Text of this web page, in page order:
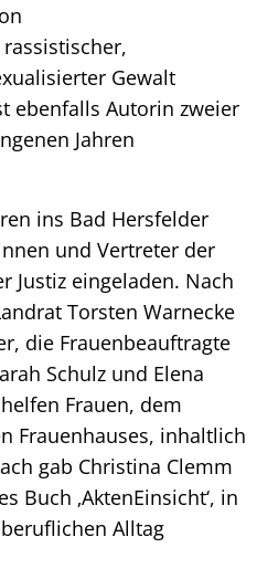
Gewalt
ebenfalls Autorin zweier
Jahren
ins Bad Hersfelder
und Vertreter der
Justiz eingeladen. Nach
Torsten Warnecke
die Frauenbeauftragte
Schulz und Elena
Frauen, dem
Frauenhauses, inhaltlich
gab Christina Clemm
Buch ‚AktenEinsicht‘, in
Alltag